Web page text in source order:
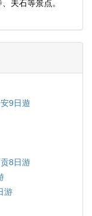
夫石等景点。
9日遊
8日游
游